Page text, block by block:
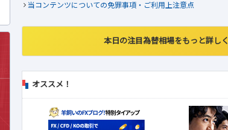
当コンテンツについての免罪事項・ご利用上注意点
本日の注目為替相場をもっと詳しく
オススメ！